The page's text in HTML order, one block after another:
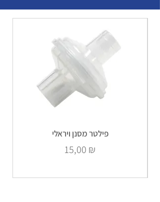
פילטר מסנן ויראלי
Prix
15,00 ₪